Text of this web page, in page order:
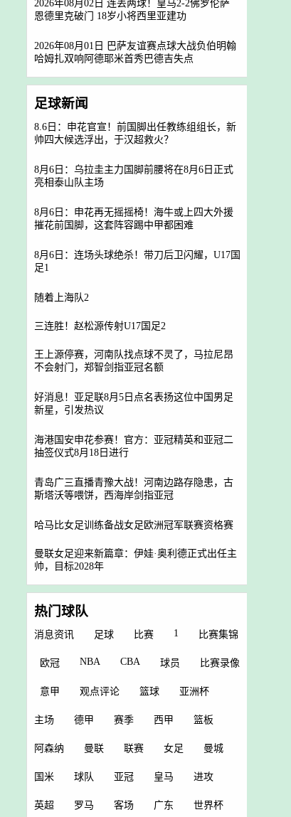
2026年08月02日 连丢两球！皇马2-2佛罗伦萨
恩德里克破门 18岁小将西里亚建功
2026年08月01日 巴萨友谊赛点球大战负伯明翰
哈姆扎双响阿德耶米首秀巴德吉失点
足球新闻
8.6日：申花官宣！前国脚出任教练组组长，新
帅四大候选浮出，于汉超救火？
8月6日：乌拉圭主力国脚前腰将在8月6日正式
亮相泰山队主场
8月6日：申花再无摇摇椅！海牛或上四大外援
摧花前国脚，这套阵容踢中甲都困难
8月6日：连场头球绝杀！带刀后卫闪耀，U17国
足1
随着上海队2
三连胜！赵松源传射U17国足2
王上源停赛，河南队找点球不灵了，马拉尼昂
不会射门，郑智剑指亚冠名额
好消息！亚足联8月5日点名表扬这位中国男足
新星，引发热议
海港国安申花参赛！官方：亚冠精英和亚冠二
抽签仪式8月18日进行
青岛广三直播青豫大战！河南边路存隐患，古
斯塔沃等喂饼，西海岸剑指亚冠
哈马比女足训练备战女足欧洲冠军联赛资格赛
曼联女足迎来新篇章：伊娃·奥利德正式出任主
帅，目标2028年
热门球队
消息资讯 足球 比赛 1 比赛集锦
欧冠 NBA CBA 球员 比赛录像
意甲 观点评论 篮球 亚洲杯
主场 德甲 赛季 西甲 篮板
阿森纳 曼联 联赛 女足 曼城
国米 球队 亚冠 皇马 进攻
英超 罗马 客场 广东 世界杯